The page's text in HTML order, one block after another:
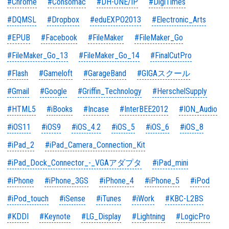
#DQMSL
#Dropbox #eduEXPO2013
#Electronic_Arts
#EPUB
#Facebook #FileMaker
#FileMaker_Go
#FileMaker_Go_13
#FileMaker_Go_14
#FinalCutPro
#Flash
#Gameloft #GarageBand
#GIGAスクール
#Gmail
#Google #Griffin_Technology
#HerschelSupply
#HTML5
#iBooks #Incase #InterBEE2012
#ION_Audio
#iOS11
#iOS9 #iOS_4.2 #iOS_5 #iOS_6
#iOS_8
#iPad_2
#iPad_Camera_Connection_Kit
#iPad_Dock_Connector_-_VGAアダプタ
#iPad_mini
#iPhone
#iPhone_3GS #iPhone_4 #iPhone_5
#iPod
#iPod_touch
#iSense #iTunes #iWork
#KBC-L2BS
#KDDI
#Keynote #LG_Display #Lightning
#LogicPro